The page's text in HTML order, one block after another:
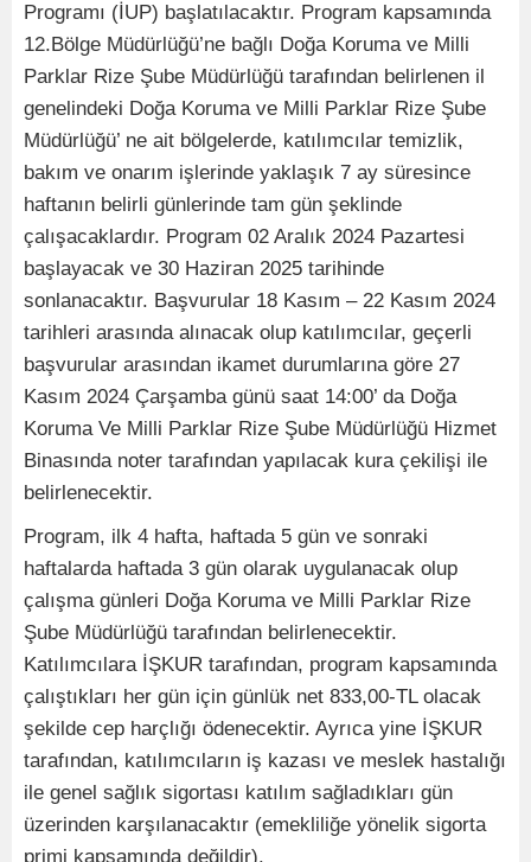
Programı (İUP) başlatılacaktır. Program kapsamında
12.Bölge Müdürlüğü’ne bağlı Doğa Koruma ve Milli
Parklar Rize Şube Müdürlüğü tarafından belirlenen il
genelindeki Doğa Koruma ve Milli Parklar Rize Şube
Müdürlüğü’ ne ait bölgelerde, katılımcılar temizlik,
bakım ve onarım işlerinde yaklaşık 7 ay süresince
haftanın belirli günlerinde tam gün şeklinde
çalışacaklardır. Program 02 Aralık 2024 Pazartesi
başlayacak ve 30 Haziran 2025 tarihinde
sonlanacaktır. Başvurular 18 Kasım – 22 Kasım 2024
tarihleri arasında alınacak olup katılımcılar, geçerli
başvurular arasından ikamet durumlarına göre 27
Kasım 2024 Çarşamba günü saat 14:00’ da Doğa
Koruma Ve Milli Parklar Rize Şube Müdürlüğü Hizmet
Binasında noter tarafından yapılacak kura çekilişi ile
belirlenecektir.
Program, ilk 4 hafta, haftada 5 gün ve sonraki
haftalarda haftada 3 gün olarak uygulanacak olup
çalışma günleri Doğa Koruma ve Milli Parklar Rize
Şube Müdürlüğü tarafından belirlenecektir.
Katılımcılara İŞKUR tarafından, program kapsamında
çalıştıkları her gün için günlük net 833,00-TL olacak
şekilde cep harçlığı ödenecektir. Ayrıca yine İŞKUR
tarafından, katılımcıların iş kazası ve meslek hastalığı
ile genel sağlık sigortası katılım sağladıkları gün
üzerinden karşılanacaktır (emekliliğe yönelik sigorta
primi kapsamında değildir).